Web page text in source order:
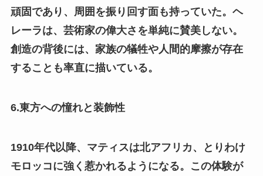
頑固であり、周囲を振り回す面も持っていた。ヘ
レーラは、芸術家の偉大さを単純に賛美しない。
創造の背後には、家族の犠牲や人間的摩擦が存在
することも率直に描いている。
6.東方への憧れと装飾性
1910年代以降、マティスは北アフリカ、とりわけ
モロッコに強く惹かれるようになる。この体験が